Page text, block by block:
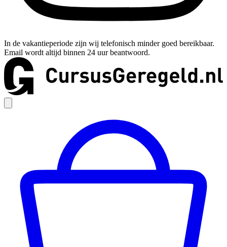
In de vakantieperiode zijn wij telefonisch minder goed bereikbaar.
Email wordt altijd binnen 24 uur beantwoord.